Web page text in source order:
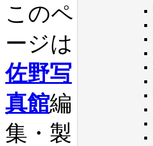
このペ
ージは
佐野写
真館編
集・製